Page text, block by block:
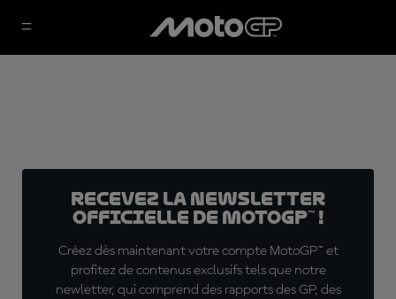
Recevez la Newsletter
officielle de MotoGP™ !
Créez dès maintenant votre compte MotoGP™ et
profitez de contenus exclusifs tels que notre
newletter, qui comprend des rapports des GP, des